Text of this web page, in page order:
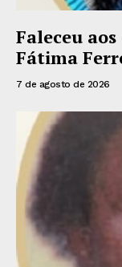
Faleceu
Fátima
7 de agosto de 2026